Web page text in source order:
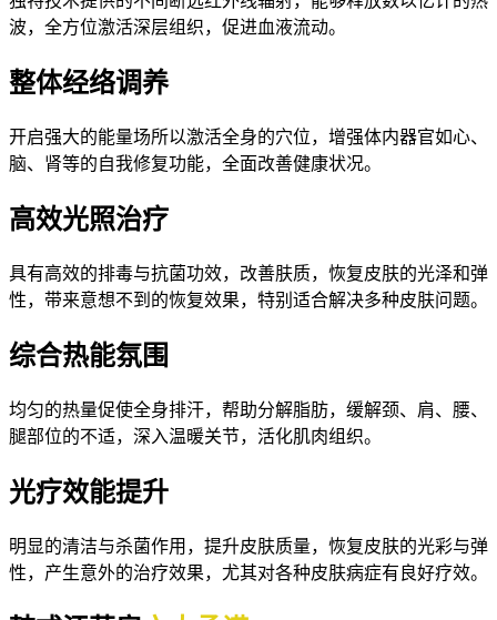
波，全方位激活深层组织，促进血液流动。
整体经络调养
开启强大的能量场所以激活全身的穴位，增强体内器官如心、
脑、肾等的自我修复功能，全面改善健康状况。
高效光照治疗
具有高效的排毒与抗菌功效，改善肤质，恢复皮肤的光泽和弹
性，带来意想不到的恢复效果，特别适合解决多种皮肤问题。
综合热能氛围
均匀的热量促使全身排汗，帮助分解脂肪，缓解颈、肩、腰、
腿部位的不适，深入温暖关节，活化肌肉组织。
光疗效能提升
明显的清洁与杀菌作用，提升皮肤质量，恢复皮肤的光彩与弹
性，产生意外的治疗效果，尤其对各种皮肤病症有良好疗效。